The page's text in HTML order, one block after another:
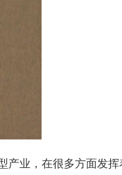
业，在很多方面发